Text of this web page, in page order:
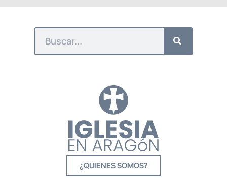
¿QUIENES SOMOS?